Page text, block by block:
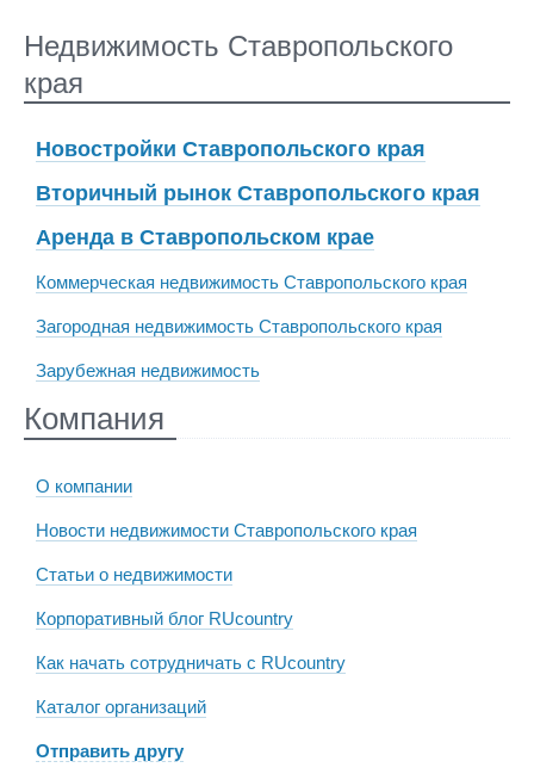
Недвижимость Ставропольского
края
Новостройки Ставропольского края
Вторичный рынок Ставропольского края
Аренда в Ставропольском крае
Коммерческая недвижимость Ставропольского края
Загородная недвижимость Ставропольского края
Зарубежная недвижимость
Компания
О компании
Новости недвижимости Ставропольского края
Статьи о недвижимости
Корпоративный блог RUcountry
Как начать сотрудничать с RUcountry
Каталог организаций
Отправить другу